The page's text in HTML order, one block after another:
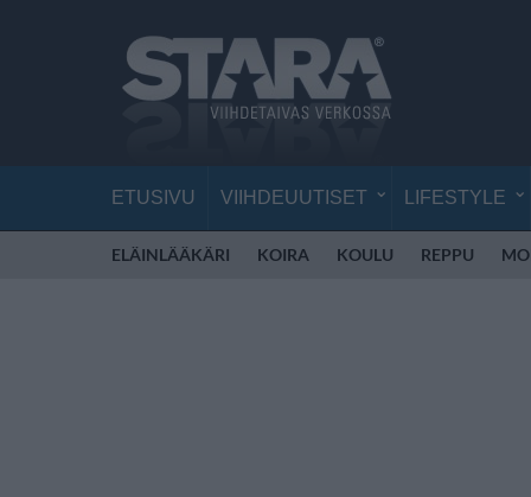
ETUSIVU VIIHDEUUTISET LIFESTYLE
ELÄINLÄÄKÄRI KOIRA KOULU REPPU